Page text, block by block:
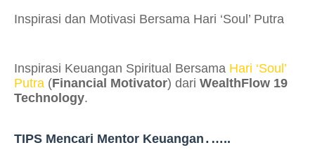
Inspirasi dan Motivasi Bersama Hari ‘Soul’ Putra
Inspirasi Keuangan Spiritual Bersama Hari ‘Soul’
Putra (Financial Motivator) dari WealthFlow 19
Technology.
TIPS Mencari Mentor Keuangan . …..